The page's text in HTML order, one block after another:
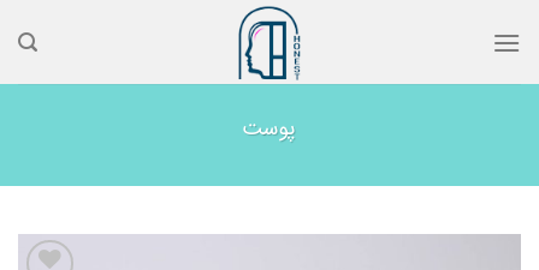
پوست